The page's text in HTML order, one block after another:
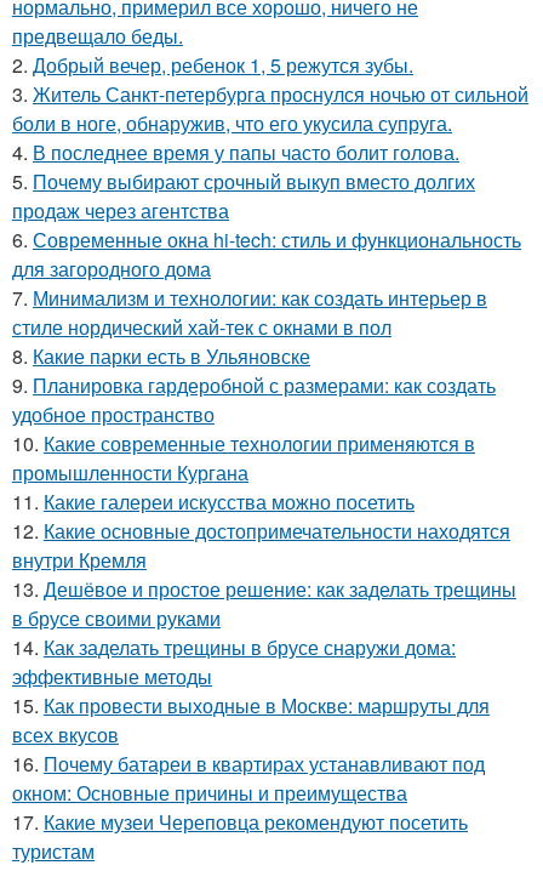
нормально, примерил все хорошо, ничего не
предвещало беды.
2. Добрый вечер, ребенок 1, 5 режутся зубы.
3. Житель Санкт-петербурга проснулся ночью от сильной
боли в ноге, обнаружив, что его укусила супруга.
4. В последнее время у папы часто болит голова.
5. Почему выбирают срочный выкуп вместо долгих
продаж через агентства
6. Современные окна hi-tech: стиль и функциональность
для загородного дома
7. Минимализм и технологии: как создать интерьер в
стиле нордический хай-тек с окнами в пол
8. Какие парки есть в Ульяновске
9. Планировка гардеробной с размерами: как создать
удобное пространство
10. Какие современные технологии применяются в
промышленности Кургана
11. Какие галереи искусства можно посетить
12. Какие основные достопримечательности находятся
внутри Кремля
13. Дешёвое и простое решение: как заделать трещины
в брусе своими руками
14. Как заделать трещины в брусе снаружи дома:
эффективные методы
15. Как провести выходные в Москве: маршруты для
всех вкусов
16. Почему батареи в квартирах устанавливают под
окном: Основные причины и преимущества
17. Какие музеи Череповца рекомендуют посетить
туристам